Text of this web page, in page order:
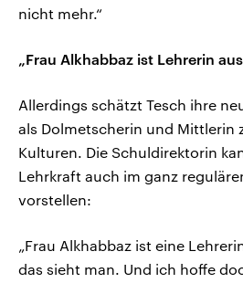
nicht mehr.“
„Frau Alkhabbaz ist Lehrerin
Allerdings schätzt Tesch ihre
als Dolmetscherin und Mittlerin
Kulturen. Die Schuldirektorin
Lehrkraft auch im ganz
vorstellen:
„Frau Alkhabbaz ist eine
das sieht man. Und ich hoffe